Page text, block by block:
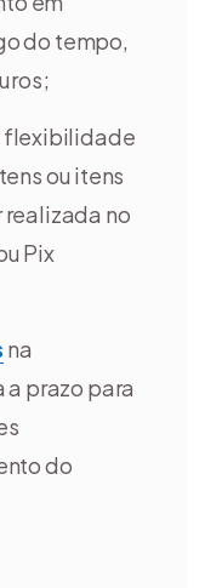
do tempo,
flexibilidade
ou itens
realizada no
Pix
na
a prazo para
do